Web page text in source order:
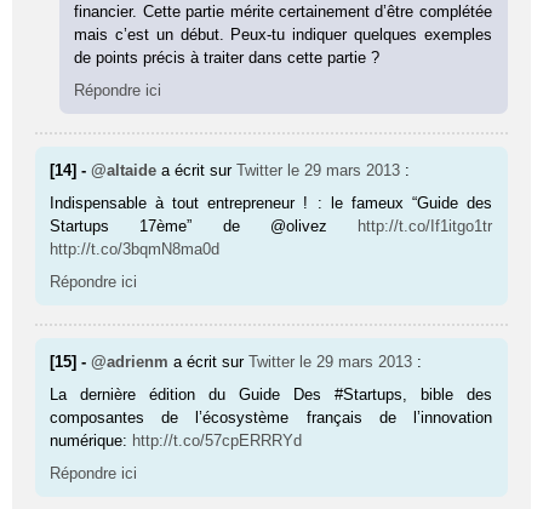
financier. Cette partie mérite certainement d’être complétée
mais c’est un début. Peux-tu indiquer quelques exemples
de points précis à traiter dans cette partie ?
Répondre ici
[14] -@altaide a écrit surTwitter le 29 mars 2013 :
Indispensable à tout entrepreneur ! : le fameux “Guide des
Startups 17ème” de @olivez
http://t.co/If1itgo1tr
http://t.co/3bqmN8ma0d
Répondre ici
[15] -@adrienm a écrit surTwitter le 29 mars 2013 :
La dernière édition du Guide Des #Startups, bible des
composantes de l’écosystème français de l’innovation
numérique: http://t.co/57cpERRRYd
Répondre ici